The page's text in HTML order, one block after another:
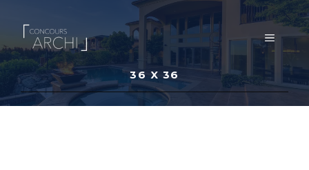
contenu
MENU
36 X 36